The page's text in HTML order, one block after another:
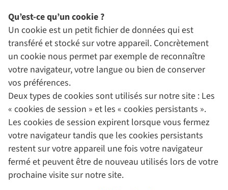
Qu’est-ce qu’un cookie ?
Un cookie est un petit fichier de données qui est
transféré et stocké sur votre appareil. Concrètement
un cookie nous permet par exemple de reconnaître
votre navigateur, votre langue ou bien de conserver
vos préférences.
Deux types de cookies sont utilisés sur notre site : Les
« cookies de session » et les « cookies persistants ».
Les cookies de session expirent lorsque vous fermez
votre navigateur tandis que les cookies persistants
restent sur votre appareil une fois votre navigateur
fermé et peuvent être de nouveau utilisés lors de votre
prochaine visite sur notre site.